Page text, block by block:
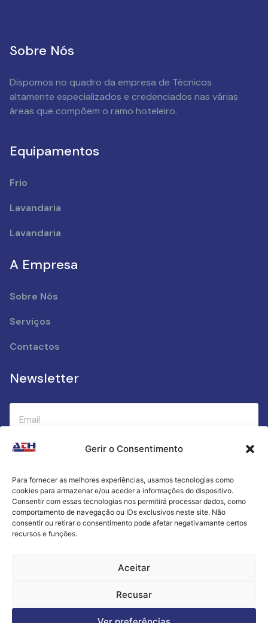
Gerir o Consentimento
Para fornecer as melhores experiências, usamos tecnologias como
cookies para armazenar e/ou aceder a informações do dispositivo.
Consentir com essas tecnologias nos permitirá processar dados, como
comportamento de navegação ou IDs exclusivos neste site. Não
consentir ou retirar o consentimento pode afetar negativamante certos
recursos e funções.
Aceitar
Recusar
Sobre Nós
Dispomos no quadro da empresa de Técnicos
altamente especializados e credenciados nas várias
áreas que compõem o ramo hoteleiro.
Equipamentos
Frio
Lavandaria
Lavandaria
A Empresa
Sobre Nós
Serviços
Contactos
Newsletter
Submeter
Criamos a cozinha perfeita para o seu sucesso
gastronómico!
Livro de Reclamações